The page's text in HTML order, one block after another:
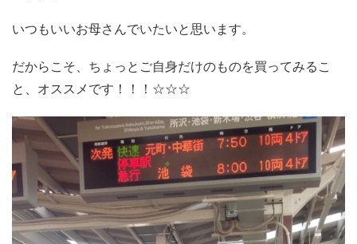
いつもいいお母さんでいたいと思います。
だからこそ、ちょっとご自身だけのものを買ってみるこ
と、オススメです！！！☆☆☆